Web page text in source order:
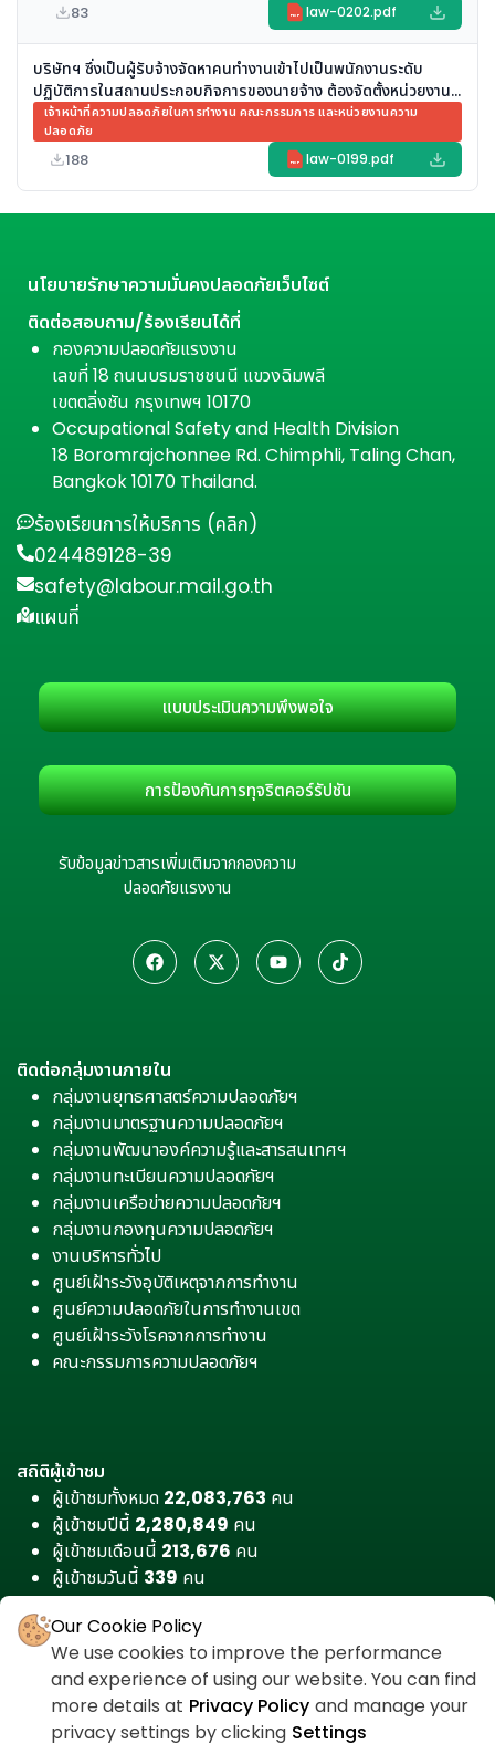
83 PDF law-0202.pdf
บริษัทฯ ซึ่งเป็นผู้รับจ้างจัดหาคนทำงานเข้าไปเป็นพนักงานระดับ
ปฏิบัติการในสถานประกอบกิจการของนายจ้าง ต้องจัดตั้งหน่วยงาน
ความปลอดภัย อาชีวอนามัย และสภาพแวดล้อมในการทำงาน หรือไม่
เจ้าหน้าที่ความปลอดภัยในการทำงาน คณะกรรมการ และหน่วยงานความ
ปลอดภัย
188 PDF law-0199.pdf
นโยบายรักษาความมั่นคงปลอดภัยเว็บไซต์
ติดต่อสอบถาม/ร้องเรียนได้ที่
กองความปลอดภัยแรงงาน
เลขที่ 18 ถนนบรมราชชนนี แขวงฉิมพลี
เขตตลิ่งชัน กรุงเทพฯ 10170
Occupational Safety and Health Division
18 Boromrajchonnee Rd. Chimphli, Taling Chan,
Bangkok 10170 Thailand.
ร้องเรียนการให้บริการ (คลิก)
024489128-39
safety@labour.mail.go.th
แผนที่
แบบประเมินความพึงพอใจ
การป้องกันการทุจริตคอร์รัปชัน
รับข้อมูลข่าวสารเพิ่มเติมจากกองความ
ปลอดภัยแรงงาน
ติดต่อกลุ่มงานภายใน
กลุ่มงานยุทธศาสตร์ความปลอดภัยฯ
กลุ่มงานมาตรฐานความปลอดภัยฯ
กลุ่มงานพัฒนาองค์ความรู้และสารสนเทศฯ
กลุ่มงานทะเบียนความปลอดภัยฯ
กลุ่มงานเครือข่ายความปลอดภัยฯ
กลุ่มงานกองทุนความปลอดภัยฯ
งานบริหารทั่วไป
ศูนย์เฝ้าระวังอุบัติเหตุจากการทำงาน
ศูนย์ความปลอดภัยในการทำงานเขต
ศูนย์เฝ้าระวังโรคจากการทำงาน
คณะกรรมการความปลอดภัยฯ
สถิติผู้เข้าชม
ผู้เข้าชมทั้งหมด 22,083,763 คน
ผู้เข้าชมปีนี้ 2,280,849 คน
ผู้เข้าชมเดือนนี้ 213,676 คน
ผู้เข้าชมวันนี้ 339 คน
Our Cookie Policy
We use cookies to improve the performance
and experience of using our website. You can find
more details at Privacy Policy and manage your
privacy settings by clicking Settings